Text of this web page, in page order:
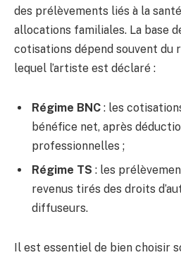
des prélèvements liés à la
allocations familiales. La base
cotisations dépend souvent du
lequel l’artiste est déclaré :
Régime BNC : les
bénéfice net, après
professionnelles ;
Régime TS : les
revenus tirés des droits
diffuseurs.
Il est essentiel de bien choisir